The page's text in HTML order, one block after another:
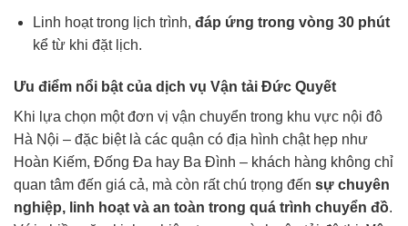
Linh hoạt trong lịch trình, đáp ứng trong vòng 30 phút
kể từ khi đặt lịch.
Ưu điểm nổi bật của dịch vụ Vận tải Đức Quyết
Khi lựa chọn một đơn vị vận chuyển trong khu vực nội đô
Hà Nội – đặc biệt là các quận có địa hình chật hẹp như
Hoàn Kiếm, Đống Đa hay Ba Đình – khách hàng không chỉ
quan tâm đến giá cả, mà còn rất chú trọng đến sự chuyên
nghiệp, linh hoạt và an toàn trong quá trình chuyển đồ.